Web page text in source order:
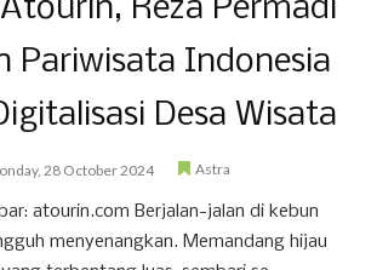
Reza Permadi
Pariwisata Indonesia
Desa Wisata
28 October 2024 Astra
atourin.com Berjalan-jalan di kebun
menyenangkan. Memandang hijau